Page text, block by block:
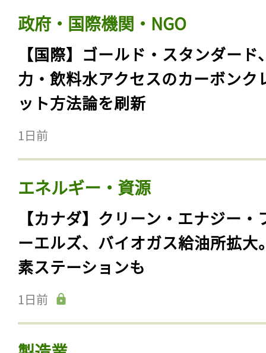
政府・国際機関・NGO
【国際】ゴールド・スタンダード
力・飲料水アクセスのカーボンク
ット方法論を刷新
1日前
エネルギー・資源
【カナダ】クリーン・エナジー・
ーエルズ、バイオガス給油所拡大
素ステーションも
1日前